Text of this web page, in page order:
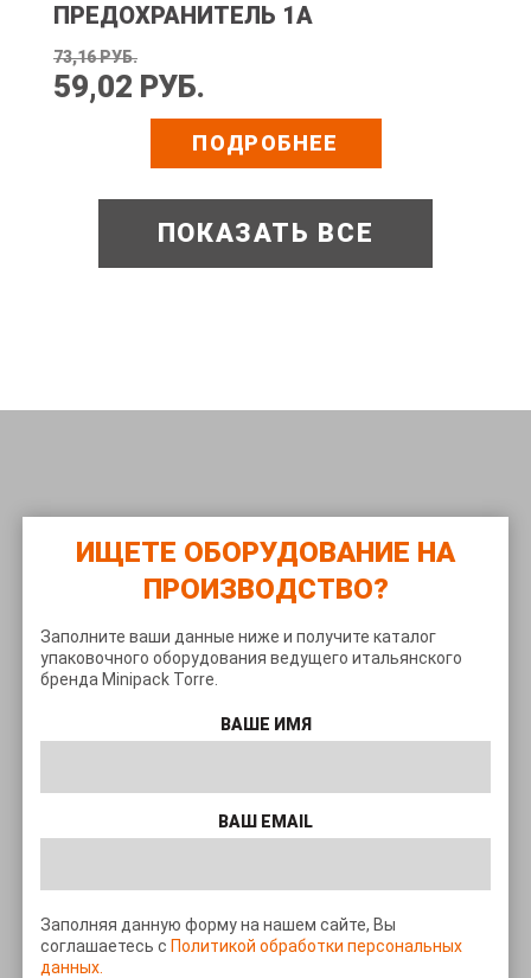
ПРЕДОХРАНИТЕЛЬ 1А
73,16 РУБ.
59,02 РУБ.
ПОДРОБНЕЕ
ПОКАЗАТЬ ВСЕ
ИЩЕТЕ ОБОРУДОВАНИЕ НА
ПРОИЗВОДСТВО?
Заполните ваши данные ниже и получите каталог
упаковочного оборудования ведущего итальянского
бренда Minipack Torre.
ВАШЕ ИМЯ
ВАШ EMAIL
Заполняя данную форму на нашем сайте, Вы
соглашаетесь с Политикой обработки персональных
данных.